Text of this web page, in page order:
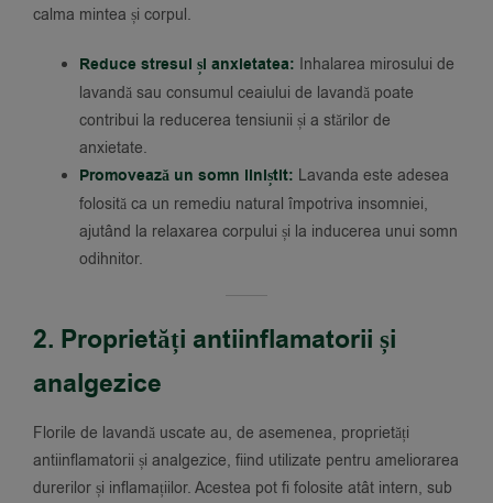
calma mintea și corpul.
Reduce stresul și anxietatea: Inhalarea mirosului de
lavandă sau consumul ceaiului de lavandă poate
contribui la reducerea tensiunii și a stărilor de
anxietate.
Promovează un somn liniștit: Lavanda este adesea
folosită ca un remediu natural împotriva insomniei,
ajutând la relaxarea corpului și la inducerea unui somn
odihnitor.
2. Proprietăți antiinflamatorii și
analgezice
Florile de lavandă uscate au, de asemenea, proprietăți
antiinflamatorii și analgezice, fiind utilizate pentru ameliorarea
durerilor și inflamațiilor. Acestea pot fi folosite atât intern, sub